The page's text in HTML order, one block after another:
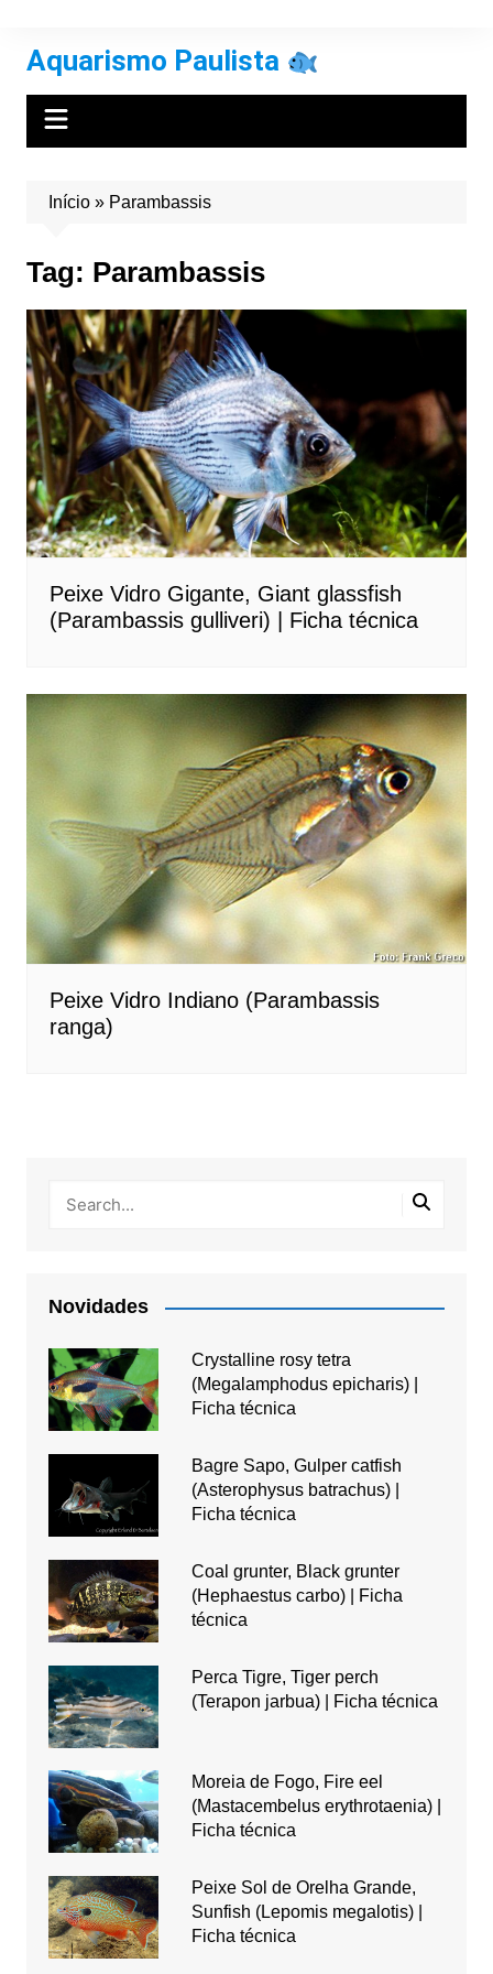
conteúdo
Aquarismo Paulista
Início» Parambassis
Tag: Parambassis
Peixe Vidro Gigante, Giant glassfish
(Parambassis gulliveri) | Ficha técnica
Peixe Vidro Indiano (Parambassis
ranga)
Novidades
Crystalline rosy tetra
(Megalamphodus epicharis) |
Ficha técnica
Bagre Sapo, Gulper catfish
(Asterophysus batrachus) |
Ficha técnica
Coal grunter, Black grunter
(Hephaestus carbo) | Ficha
técnica
Perca Tigre, Tiger perch
(Terapon jarbua) | Ficha técnica
Moreia de Fogo, Fire eel
(Mastacembelus erythrotaenia) |
Ficha técnica
Peixe Sol de Orelha Grande,
Sunfish (Lepomis megalotis) |
Ficha técnica